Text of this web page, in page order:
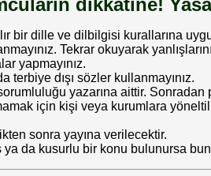
dikkatine!
bir dille ve dilbilgisi kurallarına
Tekrar okuyarak
yapmayınız.
terbiye dışı sözler kullanmayınız.
yazarına aittir.
için kişi veya kurumlara
sonra yayına verilecektir.
ya da kusurlu bir konu bulunursa